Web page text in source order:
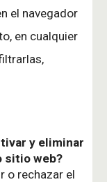
el navegador
en cualquier
y eliminar
sitio web?
o rechazar el